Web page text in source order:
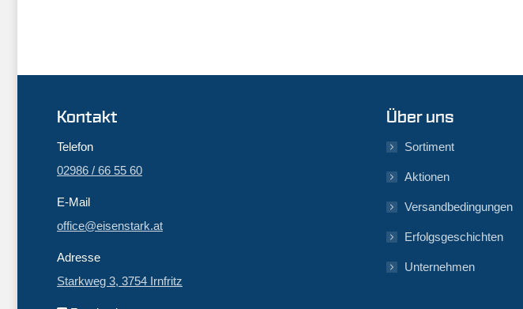
Kontakt
Telefon
02986 / 66 55 60
E-Mail
office@eisenstark.at
Adresse
Starkweg 3, 3754 Irnfritz
Über uns
Sortiment
Aktionen
Versandbedingungen
Erfolgsgeschichten
Unternehmen